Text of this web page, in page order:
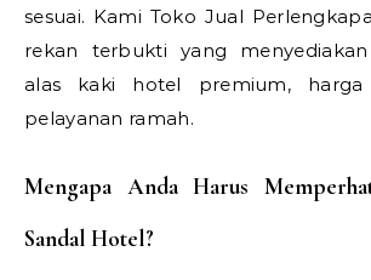
sesuai. Kami Toko Jual
rekan terbukti yang
alas kaki hotel premium, harga
pelayanan ramah.
Mengapa Anda Harus
Sandal Hotel?